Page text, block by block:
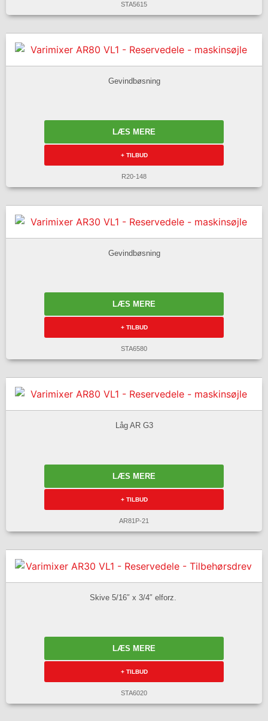
STA5615
Gevindbøsning
LÆS MERE
+ TILBUD
R20-148
Gevindbøsning
LÆS MERE
+ TILBUD
STA6580
Låg AR G3
LÆS MERE
+ TILBUD
AR81P-21
Skive 5/16″ x 3/4″ elforz.
LÆS MERE
+ TILBUD
STA6020